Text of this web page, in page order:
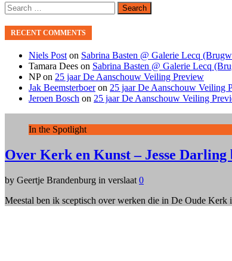
Search
for:
RECENT COMMENTS
Niels Poston Sabrina Basten @ Galerie Lecq
Tamara Dees on Sabrina Basten @ Galerie Lecq
NPon 25 jaar De Aanschouw Veiling Preview
Jak Beemsterboeron 25 jaar De Aanschouw Veiling
Jeroen Bosch on 25 jaar De Aanschouw Veiling
In the Spotlight
Over Kerk en Kunst – Jesse
by Geertje Brandenburg in verslaat 0
Meestal ben ik sceptisch over werken die in De Oude Kerk